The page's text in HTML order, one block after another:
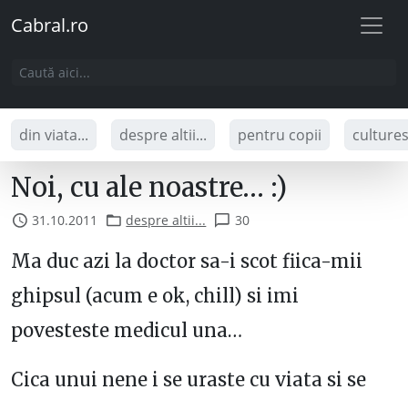
Cabral.ro
din viata... despre altii... pentru copii
Noi, cu ale noastre… :)
31.10.2011 despre altii... 30
Ma duc azi la doctor sa-i scot fiica-mii
ghipsul (acum e ok, chill) si imi
povesteste medicul una…
Cica unui nene i se uraste cu viata si se